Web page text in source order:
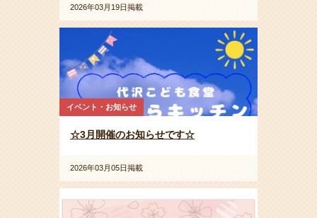
2026年03月19日掲載
イベント・お知らせ
☆3月開催のお知らせです☆
2026年03月05日掲載